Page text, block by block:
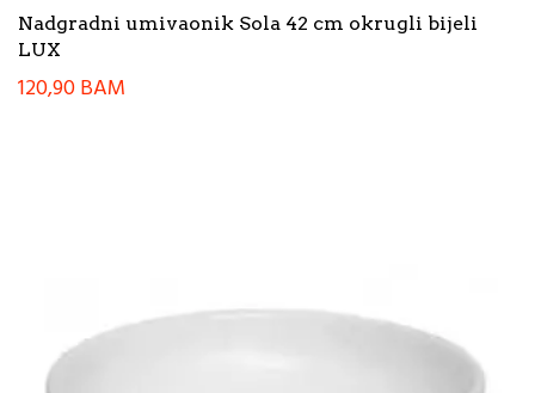
Nadgradni umivaonik Sola 42 cm okrugli bijeli
LUX
120,90BAM